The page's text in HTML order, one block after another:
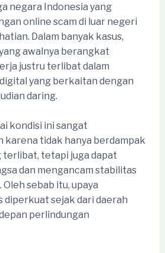
negara Indonesia yang
online scam di luar negeri
Dalam banyak kasus,
awalnya berangkat
justru terlibat dalam
yang berkaitan dengan
daring.
kondisi ini sangat
tidak hanya berdampak
terlibat, tetapi juga dapat
dan mengancam stabilitas
sebab itu, upaya
diperkuat sejak dari daerah
perlindungan